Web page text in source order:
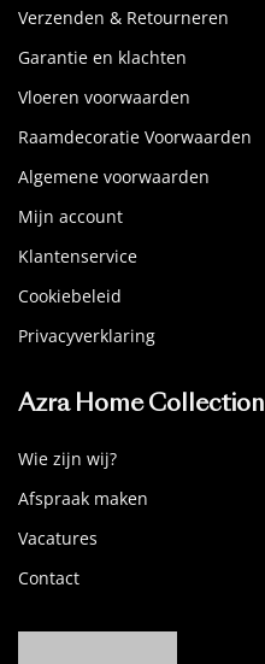
Verzenden & Retourneren
Garantie en klachten
Vloeren voorwaarden
Raamdecoratie Voorwaarden
Algemene voorwaarden
Mijn account
Klantenservice
Cookiebeleid
Privacyverklaring
Azra Home Collection
Wie zijn wij?
Afspraak maken
Vacatures
Contact